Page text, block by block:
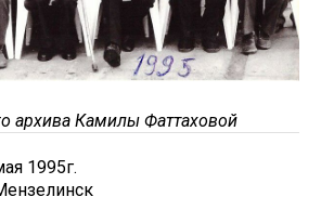
архива Камилы Фаттаховой
1995г.